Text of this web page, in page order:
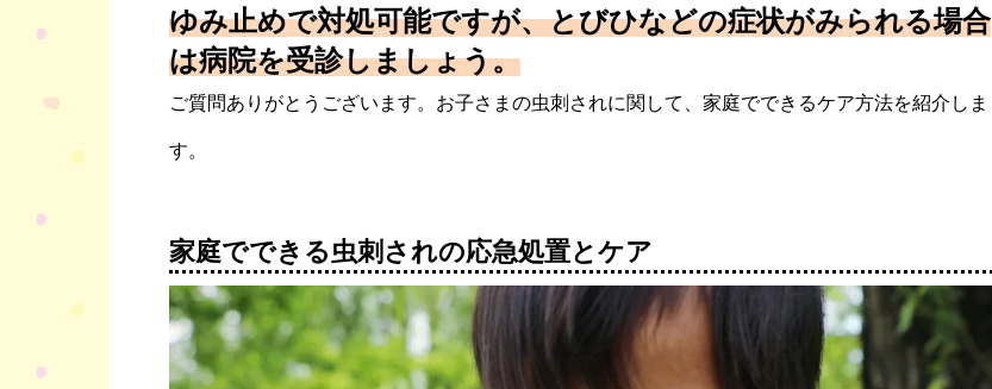
ゆみ止めで対処可能ですが、とびひなどの症状がみられる場合
は病院を受診しましょう。
ご質問ありがとうございます。お子さまの虫刺されに関して、家庭でできるケア方法を紹介しま
す。
家庭でできる虫刺されの応急処置とケア